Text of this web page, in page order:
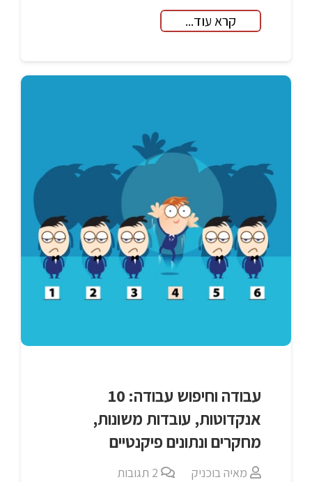
קרא עוד...
עבודה וחיפוש עבודה: 10
אנקדוטות, עובדות משונות,
מחקרים ונתונים פיקנטיים
מאיה בוכניק 2 תגובות